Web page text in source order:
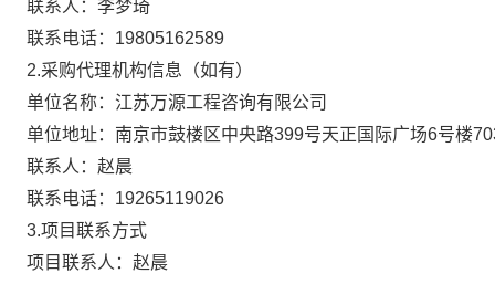
联系人：李梦琦
联系电话：19805162589
2.采购代理机构信息（如有）
单位名称：江苏万源工程咨询有限公司
单位地址：南京市鼓楼区中央路399号天正国际广场6号楼
联系人：赵晨
联系电话：19265119026
3.项目联系方式
项目联系人：赵晨